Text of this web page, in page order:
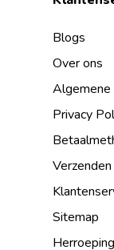
Blogs
Over ons
Algemene
Privacy
Sitemap